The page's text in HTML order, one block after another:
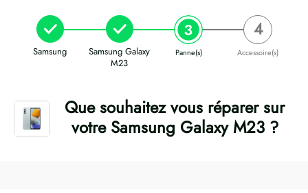
Samsung
Samsung Galaxy
M23
Panne(s) Accessoire(s)
Que souhaitez vous réparer sur
votre Samsung Galaxy M23 ?